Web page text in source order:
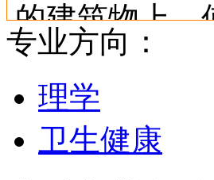
的建筑物上，
大学自由的学
历史感吸引着
该校最强的
专业方向：
理学
卫生健康